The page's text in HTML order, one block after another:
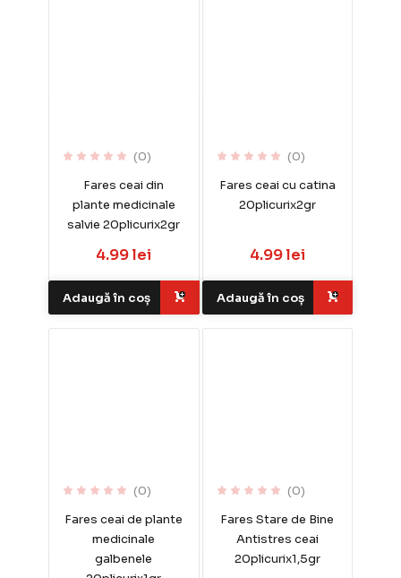
(0)
Fares ceai din
plante medicinale
salvie 20plicurix2gr
4.99 lei
Adaugă în coș
(0)
Fares ceai cu catina
20plicurix2gr
4.99 lei
Adaugă în coș
(0)
Fares ceai de plante
medicinale
galbenele
(0)
Fares Stare de Bine
Antistres ceai
20plicurix1,5gr